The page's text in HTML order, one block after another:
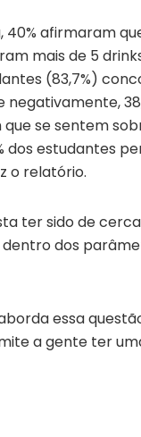
40% afirmaram
mais de 5
(83,7%)
que se sentem
dos estudantes
o relatório.
ter sido de
dos
essa
a gente ter